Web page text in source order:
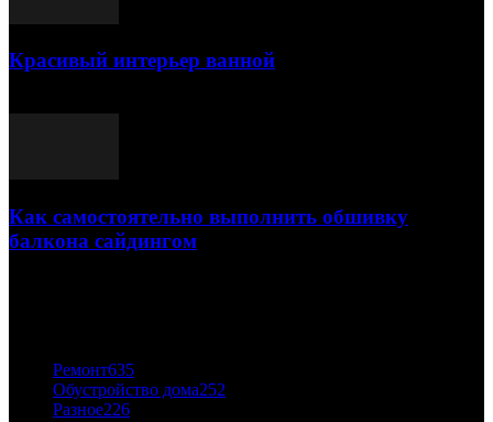
Красивый интерьер ванной
Как самостоятельно выполнить обшивку
балкона сайдингом
Ремонт635
Обустройство дома252
Разное226